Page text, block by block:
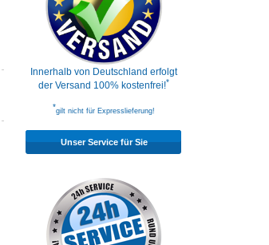
Innerhalb von Deutschland erfolgt
der Versand 100% kostenfrei!*
*gilt nicht für Expresslieferung!
Unser Service für Sie